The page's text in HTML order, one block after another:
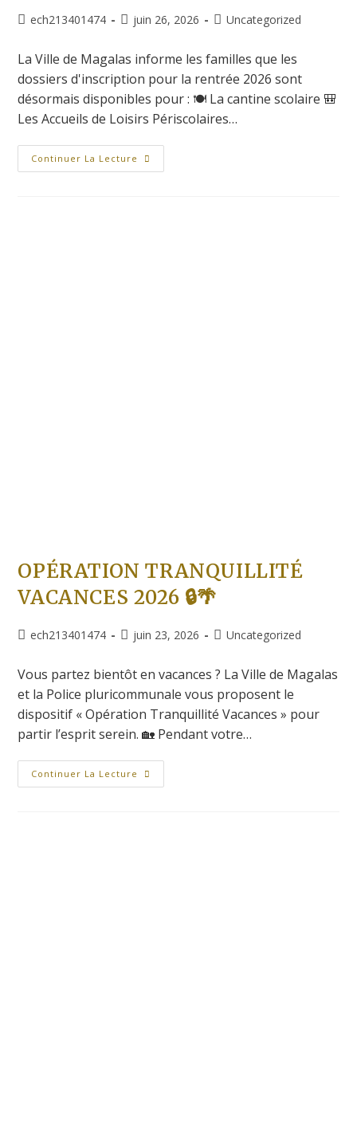
ech213401474 juin 26, 2026 Uncategorized
La Ville de Magalas informe les familles que les
dossiers d'inscription pour la rentrée 2026 sont
désormais disponibles pour : 🍽️ La cantine scolaire 🎒
Les Accueils de Loisirs Périscolaires…
Continuer La Lecture
OPÉRATION TRANQUILLITÉ
VACANCES 2026 🔒🌴
ech213401474 juin 23, 2026 Uncategorized
Vous partez bientôt en vacances ? La Ville de Magalas
et la Police pluricommunale vous proposent le
dispositif « Opération Tranquillité Vacances » pour
partir l’esprit serein. 🏡 Pendant votre…
Continuer La Lecture